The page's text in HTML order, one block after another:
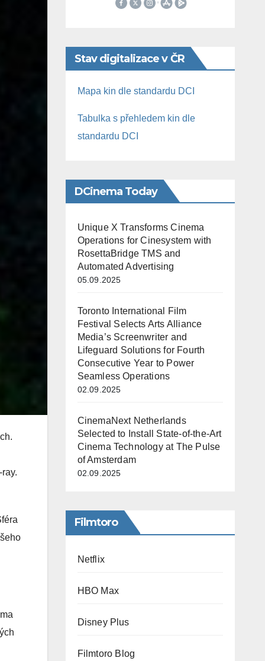
Stav digitalizace v ČR
Mapa kin dle standardu DCI
Tabulka s přehledem kin dle
standardu DCI
DCinema Today
Unique X Transforms Cinema
Operations for Cinesystem with
RosettaBridge TMS and
Automated Advertising
05.09.2025
Toronto International Film
Festival Selects Arts Alliance
Media’s Screenwriter and
Lifeguard Solutions for Fourth
Consecutive Year to Power
Seamless Operations
02.09.2025
CinemaNext Netherlands
Selected to Install State-of-the-Art
Cinema Technology at The Pulse
of Amsterdam
02.09.2025
Filmtoro
Netflix
HBO Max
Disney Plus
Filmtoro Blog